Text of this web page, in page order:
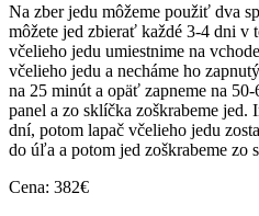
Na zber jedu môžeme použiť dva
môžete jed zbierať každé 3-4 dni v
včelieho jedu umiestnime na
včelieho jedu a necháme ho
na 25 minút a opäť zapneme na
panel a zo sklíčka zoškrabeme jed.
dní, potom lapač včelieho jedu
do úľa a potom jed zoškrabeme zo
Cena: 382€